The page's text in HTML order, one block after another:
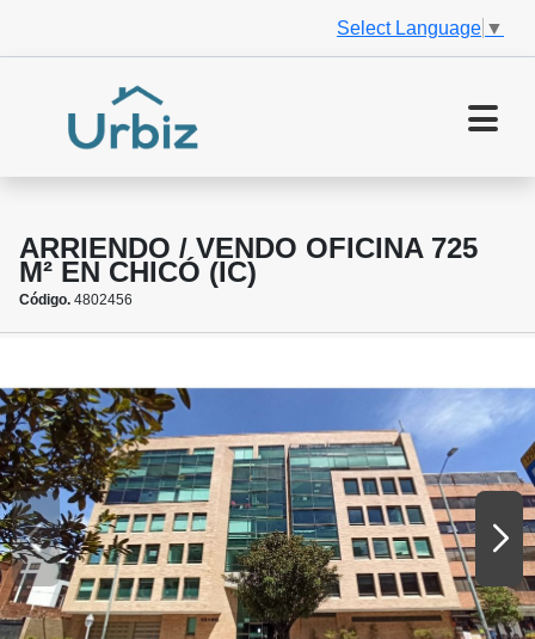
Select Language ▼
ARRIENDO / VENDO OFICINA 725
M² EN CHICÓ (IC)
Código. 4802456